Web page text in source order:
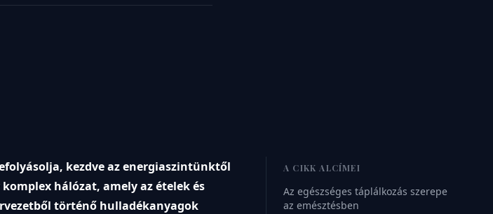
kezdve az energiaszintünktől
hálózat, amely az ételek és
történő hulladékanyagok
A CIKK ALCÍMEI
Az egészséges táplálkozás szerepe
az emésztésben